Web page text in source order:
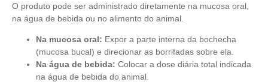
O produto pode ser administrado diretamente na mucosa oral,
na água de bebida ou no alimento do animal.
Na mucosa oral: Expor a parte interna da bochecha
(mucosa bucal) e direcionar as borrifadas sobre ela.
Na água de bebida: Colocar a dose diária total indicada
na água de bebida do animal.